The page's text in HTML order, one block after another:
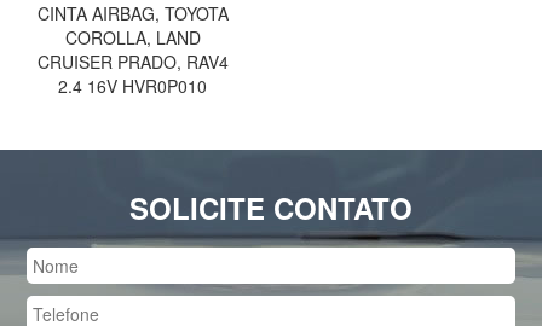
CINTA AIRBAG, TOYOTA
COROLLA, LAND
CRUISER PRADO, RAV4
2.4 16V HVR0P010
SOLICITE CONTATO